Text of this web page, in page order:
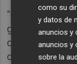
"Por fin
gestionamos
que quiere'.
de decir a
como su
y datos de
anuncios y
anuncios y
sobre la